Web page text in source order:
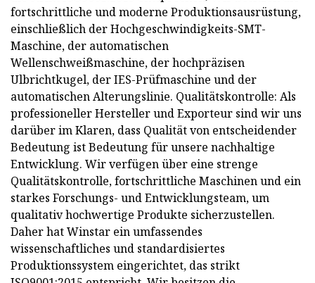
fortschrittliche und moderne Produktionsausrüstung,
einschließlich der Hochgeschwindigkeits-SMT-
Maschine, der automatischen
Wellenschweißmaschine, der hochpräzisen
Ulbrichtkugel, der IES-Prüfmaschine und der
automatischen Alterungslinie. Qualitätskontrolle: Als
professioneller Hersteller und Exporteur sind wir uns
darüber im Klaren, dass Qualität von entscheidender
Bedeutung ist Bedeutung für unsere nachhaltige
Entwicklung. Wir verfügen über eine strenge
Qualitätskontrolle, fortschrittliche Maschinen und ein
starkes Forschungs- und Entwicklungsteam, um
qualitativ hochwertige Produkte sicherzustellen.
Daher hat Winstar ein umfassendes
wissenschaftliches und standardisiertes
Produktionssystem eingerichtet, das strikt